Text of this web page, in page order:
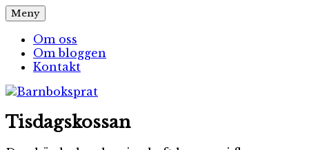
Hoppa
till
innehåll
Barnboksprat
– en blogg om barnböcker
Meny
Om oss
Om bloggen
Kontakt
Tisdagskossan